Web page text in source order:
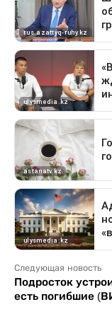
Следующая новость
Подросток
есть погибшие